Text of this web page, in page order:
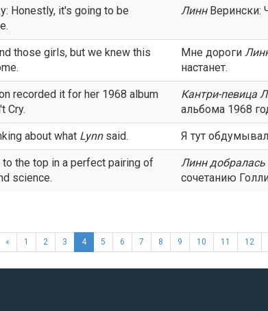
Honestly, it's going to be
ЛиннВерински:
those girls, but we knew this
Мне дороги
настанет.
recorded it for her 1968 album
Cry.
Кантри-певица
альбома 1968
about what Lynnsaid. Я тут
the top in a perfect pairing of
science.
Линндобралась
сочетанию
« 1 2 3 4 5 6 7 8 9 10 11 12